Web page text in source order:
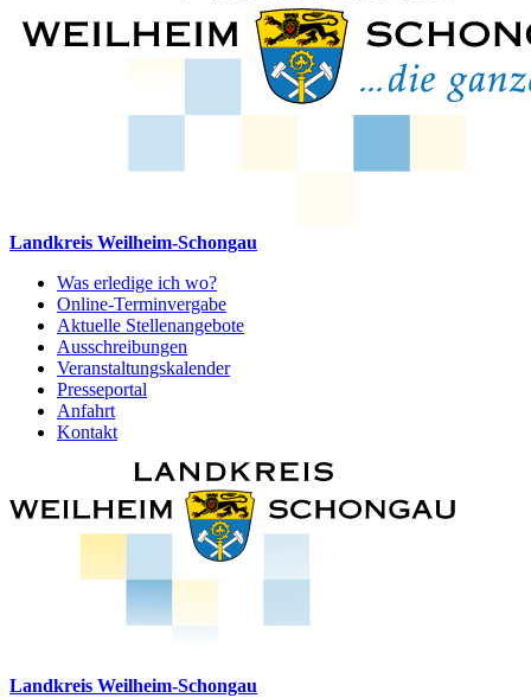
Landkreis Weilheim-Schongau
Was erledige ich wo?
Online-Terminvergabe
Aktuelle Stellenangebote
Ausschreibungen
Veranstaltungskalender
Presseportal
Anfahrt
Kontakt
Landkreis Weilheim-Schongau